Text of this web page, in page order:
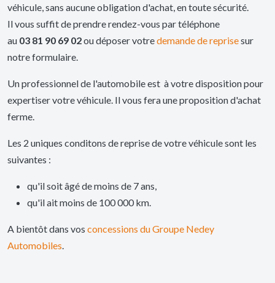
véhicule, sans aucune obligation d'achat, en toute sécurité.
Il vous suffit de prendre rendez-vous par téléphone
au 03 81 90 69 02ou déposer votredemande de reprisesur
notre formulaire.
Un professionnel de l'automobile est à votre disposition pour
expertiser votre véhicule. Il vous fera une proposition d'achat
ferme.
Les 2 uniques conditons de reprise de votre véhicule sont les
suivantes :
qu'il soit âgé de moins de 7 ans,
qu'il ait moins de 100 000 km.
A bientôt dans vos concessions du Groupe Nedey
Automobiles